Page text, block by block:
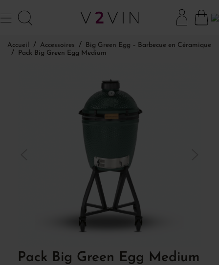
Accueil Accessoires
Big Green Egg – Barbecue en Céramique
Pack Big Green Egg Medium
Pack Big Green Egg Medium